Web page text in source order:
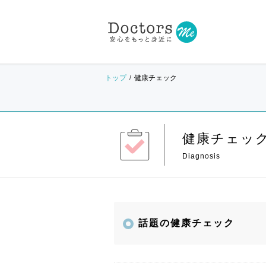
トップ 健康チェック
健康チェッ
話題の健康チェック